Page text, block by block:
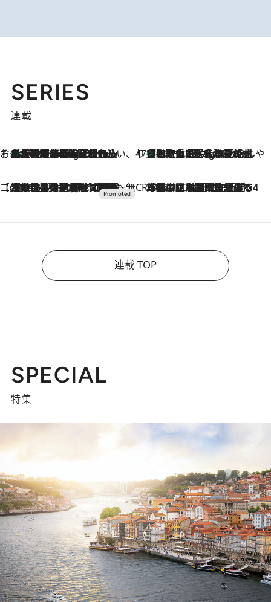
SERIES
連載
そおだよおこの関西おいしい、おやつ紀行10 Hours Ago
［大阪府箕面市］一皿一皿目の前で仕上げられる、料理を巧みに組み込んだアシェットデセールコース「ミチル アシェット デセール（Michiru assiette dessert）」 47都道府県の手みやげ ひんやりスイーツで夏を満喫
10 Hours Ago
【和歌山県】この夏絶対食べたい 冷やしておいしいおやつ3選 みかんがごろっと丸ごと入ったジュレ
【CREA×星野リゾート】唯一無二。癒しと発見が待つ場所へ
2026.8.7
【トンボの足水浴】ヒノキの香りに包まれて涼感マックス！約13℃の湧水かけ流しを避暑地「星野温泉 トンボの湯」で体験 CREA'S CHOICE
2026.8.7
「立川にも歌舞伎があるんだよ」 片岡仁左衛門・市川中車ら豪華座組みで4年目の立川立飛歌舞伎へ
連載 TOP
SPECIAL
特集